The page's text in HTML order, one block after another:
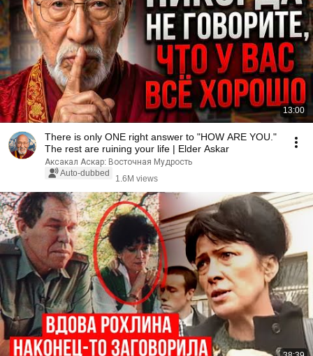
13:00
There is only ONE right answer to "HOW ARE YOU."
The rest are ruining your life | Elder Askar
Аксакал Аскар: Восточная Мудрость
Auto-dubbed
1.6M views